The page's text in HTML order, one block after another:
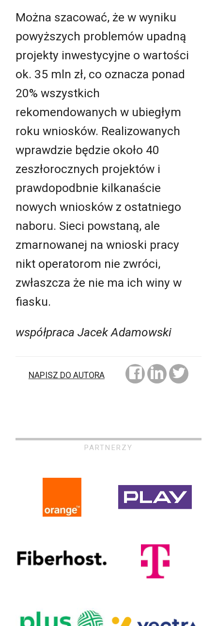
Można szacować, że w wyniku
powyższych problemów upadną
projekty inwestycyjne o wartości
ok. 35 mln zł, co oznacza ponad
20% wszystkich
rekomendowanych w ubiegłym
roku wniosków. Realizowanych
wprawdzie będzie około 40
zeszłorocznych projektów i
prawdopodbnie kilkanaście
nowych wniosków z ostatniego
naboru. Sieci powstaną, ale
zmarnowanej na wnioski pracy
nikt operatorom nie zwróci,
zwłaszcza że nie ma ich winy w
fiasku.
współpraca Jacek Adamowski
NAPISZ DO AUTORA
PARTNERZY